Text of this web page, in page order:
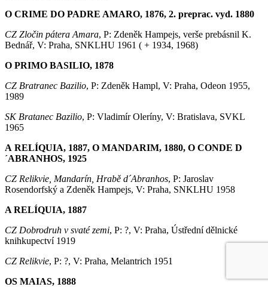
O CRIME DO PADRE AMARO, 1876, 2. preprac. vyd. 1880
CZ Zločin pátera Amara, P: Zdeněk Hampejs, verše prebásnil K.
Bednář, V: Praha, SNKLHU 1961 ( + 1934, 1968)
O PRIMO BASILIO, 1878
CZ Bratranec Bazilio, P: Zdeněk Hampl, V: Praha, Odeon 1955,
1989
SK Bratanec Bazilio, P: Vladimír Oleríny, V: Bratislava, SVKL
1965
A RELÍQUIA, 1887, O MANDARIM, 1880, O CONDE D
´ABRANHOS, 1925
CZ Relikvie, Mandarín, Hrabě d´Abranhos, P: Jaroslav
Rosendorfský a Zdeněk Hampejs, V: Praha, SNKLHU 1958
A RELÍQUIA, 1887
CZ Dobrodruh v svaté zemi, P: ?, V: Praha, Ústřední dělnické
knihkupectví 1919
CZ Relikvie, P: ?, V: Praha, Melantrich 1951
OS MAIAS, 1888